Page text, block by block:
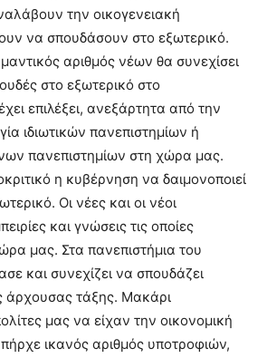
την οικογενειακή
να σπουδάσουν στο εξωτερικό.
αριθμός νέων θα συνεχίσει
στο εξωτερικό στο
επιλέξει, ανεξάρτητα από την
ιδιωτικών πανεπιστημίων ή
πανεπιστημίων στη χώρα μας.
η κυβέρνηση να δαιμονοποιεί
Οι νέες και οι νέοι
και γνώσεις τις οποίες
μας. Στα πανεπιστήμια του
και συνεχίζει να σπουδάζει
άρχουσας τάξης. Μακάρι
μας να είχαν την οικονομική
ικανός αριθμός υποτροφιών,